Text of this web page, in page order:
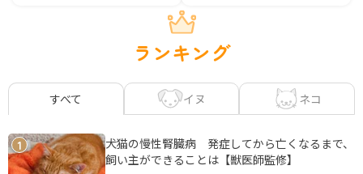
ランキング
すべて イヌ ネコ
1
犬猫の慢性腎臓病 発症してから亡くなるまで、
飼い主ができることは【獣医師監修】